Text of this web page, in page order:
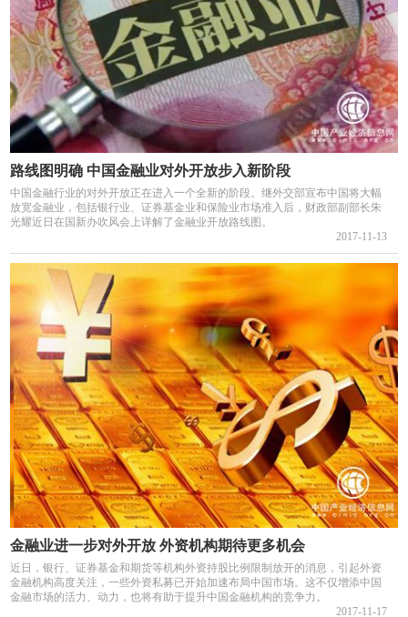
路线图明确 中国金融业对外开放步入新阶段
中国金融行业的对外开放正在进入一个全新的阶段。继外交部宣布中国将大幅
放宽金融业，包括银行业、证券基金业和保险业市场准入后，财政部副部长朱
光耀近日在国新办吹风会上详解了金融业开放路线图。
2017-11-13
金融业进一步对外开放 外资机构期待更多机会
近日，银行、证券基金和期货等机构外资持股比例限制放开的消息，引起外资
金融机构高度关注，一些外资私募已开始加速布局中国市场。这不仅增添中国
金融市场的活力、动力，也将有助于提升中国金融机构的竞争力。
2017-11-17